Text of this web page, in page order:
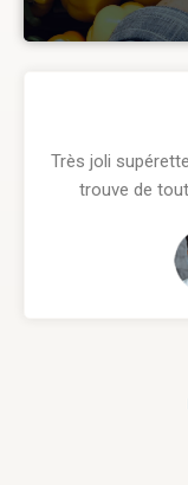
Très joli
trouve de